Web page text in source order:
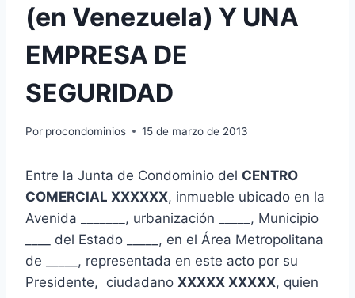
(en Venezuela) Y UNA
EMPRESA DE
SEGURIDAD
Por procondominios 15 de marzo de 2013
Entre la Junta de Condominio del CENTRO
COMERCIAL XXXXXX, inmueble ubicado en la
Avenida _______, urbanización _____, Municipio
____ del Estado _____, en el Área Metropolitana
de _____, representada en este acto por su
Presidente, ciudadano XXXXX XXXXX, quien